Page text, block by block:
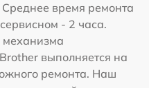
время ремонта
- 2 часа.
механизма
выполняется на
ремонта. Наш